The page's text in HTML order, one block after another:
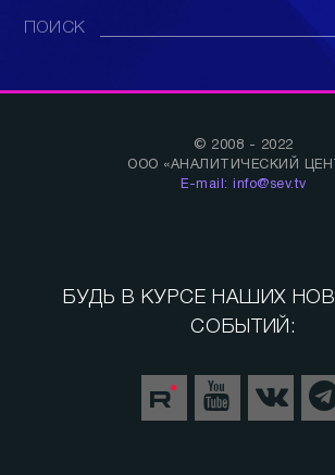
ПОИСК
© 2008 - 2022
ООО «АНАЛИТИЧЕСКИЙ
E-mail: info@sev.tv
БУДЬ В КУРСЕ НАШИХ
СОБЫТИЙ: